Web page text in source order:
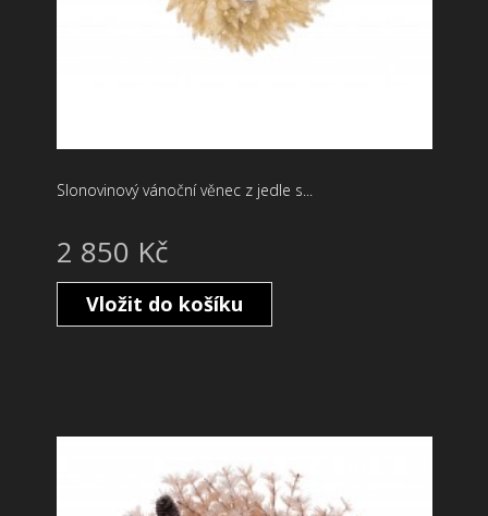
Slonovinový vánoční věnec z jedle s...
2 850 Kč
Vložit do košíku